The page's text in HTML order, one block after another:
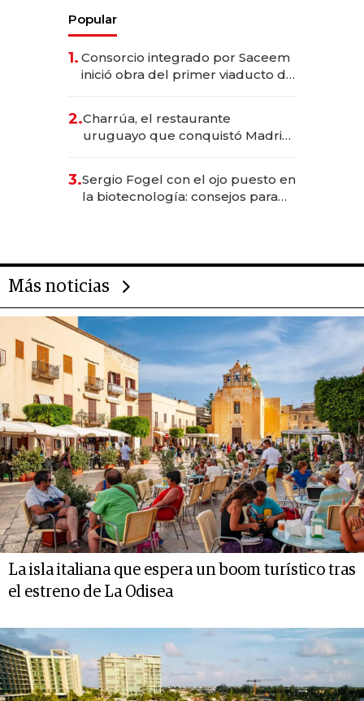
Popular
1. Consorcio integrado por Saceem
inició obra del primer viaducto de
millones
2.Charrúa, el restaurante
uruguayo que conquistó Madrid:
anticipación y prepara apertura
3.Sergio Fogel con el ojo puesto en
la biotecnología: consejos para
Más noticias
La isla italiana que espera un boom turístico tras
el estreno de La Odisea